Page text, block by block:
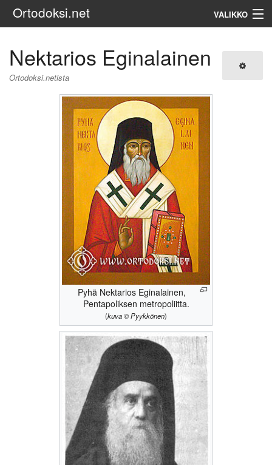
Ortodoksi.net VALIKKO
Nektarios Eginalainen
Ortodoksi.netista
Pyhä Nektarios Eginalainen,
Pentapoliksen metropoliitta.
(kuva © Pyykkönen)